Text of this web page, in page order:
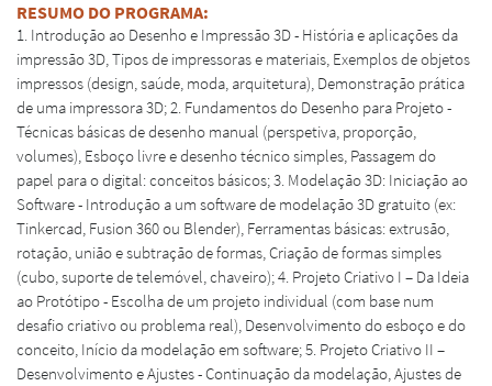
RESUMO DO PROGRAMA:
1. Introdução ao Desenho e Impressão 3D - História e aplicações da
impressão 3D, Tipos de impressoras e materiais, Exemplos de objetos
impressos (design, saúde, moda, arquitetura), Demonstração prática
de uma impressora 3D; 2. Fundamentos do Desenho para Projeto -
Técnicas básicas de desenho manual (perspetiva, proporção,
volumes), Esboço livre e desenho técnico simples, Passagem do
papel para o digital: conceitos básicos; 3. Modelação 3D: Iniciação ao
Software - Introdução a um software de modelação 3D gratuito (ex:
Tinkercad, Fusion 360 ou Blender), Ferramentas básicas: extrusão,
rotação, união e subtração de formas, Criação de formas simples
(cubo, suporte de telemóvel, chaveiro); 4. Projeto Criativo I – Da Ideia
ao Protótipo - Escolha de um projeto individual (com base num
desafio criativo ou problema real), Desenvolvimento do esboço e do
conceito, Início da modelação em software; 5. Projeto Criativo II –
Desenvolvimento e Ajustes - Continuação da modelação, Ajustes de